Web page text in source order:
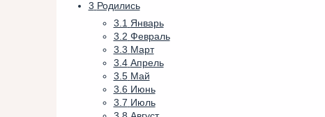
3 Родились
3.1 Январь
3.2 Февраль
3.3 Март
3.4 Апрель
3.5 Май
3.6 Июнь
3.7 Июль